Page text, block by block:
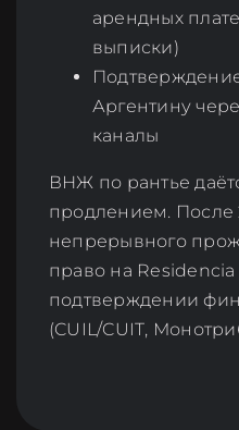
арендных
выписки)
Аргентину
каналы
ВНЖ по рантье
продлением. После
непрерывного
право на
подтверждении
(CUIL/CUIT,